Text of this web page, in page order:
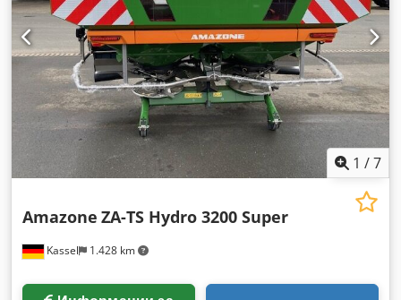
1 /7
Kassel 1.428 km
Amazone ZA-TS Hydro 3200 Super